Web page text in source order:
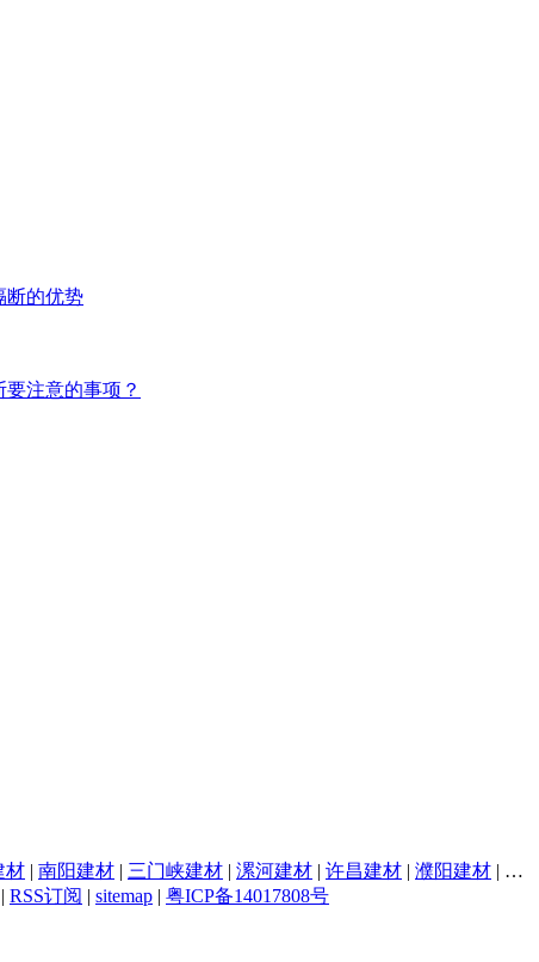
材 | 南阳建材 | 三门峡建材 | 漯河建材 | 许昌建材 | 濮阳建材 | 焦
| RSS订阅 | sitemap | 粤ICP备14017808号